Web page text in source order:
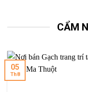
CẨM
05
Th8